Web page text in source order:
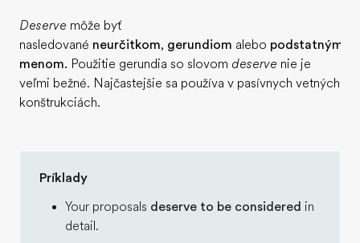
EF Kancelárie
Nájsť kanceláriu vo vašej blízkosti
O nás
Deserve môže byť
nasledované neurčitkom, gerundiom alebo podstatným
menom. Použitie gerundia so slovom deserve nie je
veľmi bežné. Najčastejšie sa používa v pasívnych vetných
konštrukciách.
Príklady
Your proposals deserve to be considered in
detail.